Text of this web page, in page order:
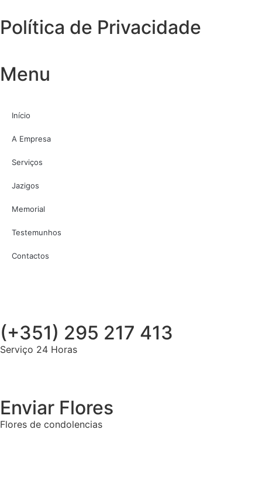
Política de Privacidade
Menu
Início
A Empresa
Serviços
Jazigos
Memorial
Testemunhos
Contactos
(+351) 295 217 413
Serviço 24 Horas
Enviar Flores
Flores de condolencias